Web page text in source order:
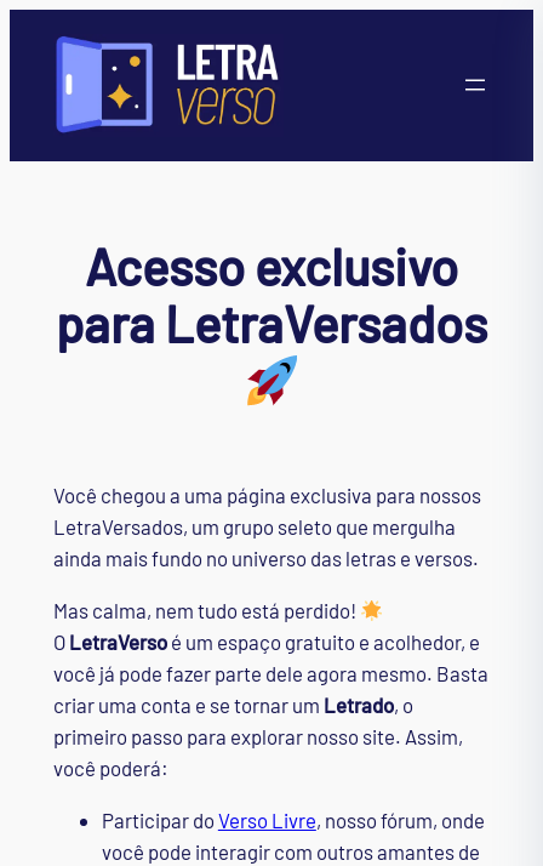
conteúdo
Acesso exclusivo
para LetraVersados
Você chegou a uma página exclusiva para nossos
LetraVersados, um grupo seleto que mergulha
ainda mais fundo no universo das letras e versos.
Mas calma, nem tudo está perdido!
O LetraVersoé um espaço gratuito e acolhedor, e
você já pode fazer parte dele agora mesmo. Basta
criar uma conta e se tornar um Letrado, o
primeiro passo para explorar nosso site. Assim,
você poderá:
Participar do Verso Livre, nosso fórum, onde
você pode interagir com outros amantes de